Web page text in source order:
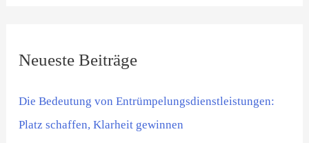
e
n
a
Neueste Beiträge
Die Bedeutung von Entrümpelungsdienstleistungen:
Platz schaffen, Klarheit gewinnen